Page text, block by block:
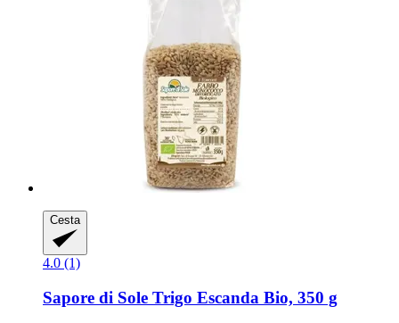
Cesta
4.0 (1)
Sapore di Sole Trigo Escanda Bio, 350 g